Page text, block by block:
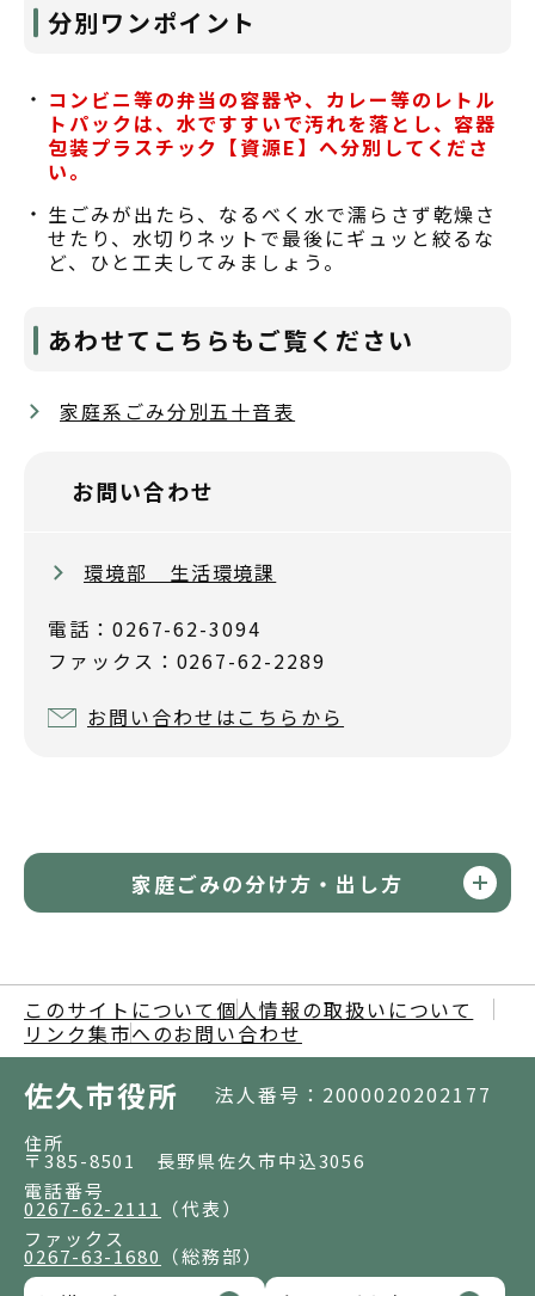
分別ワンポイント
コンビニ等の弁当の容器や、カレー等のレトル
トパックは、水ですすいで汚れを落とし、容器
包装プラスチック【資源E】へ分別してくださ
い。
生ごみが出たら、なるべく水で濡らさず乾燥さ
せたり、水切りネットで最後にギュッと絞るな
ど、ひと工夫してみましょう。
あわせてこちらもご覧ください
家庭系ごみ分別五十音表
お問い合わせ
環境部 生活環境課
電話：0267-62-3094
ファックス：0267-62-2289
お問い合わせはこちらから
家庭ごみの分け方・出し方
このサイトについて 個人情報の取扱いについて
リンク集市へのお問い合わせ
佐久市役所 法人番号：2000020202177
住所
〒385-8501 長野県佐久市中込3056
電話番号
0267-62-2111
（代表）
ファックス
0267-63-1680 （総務部）